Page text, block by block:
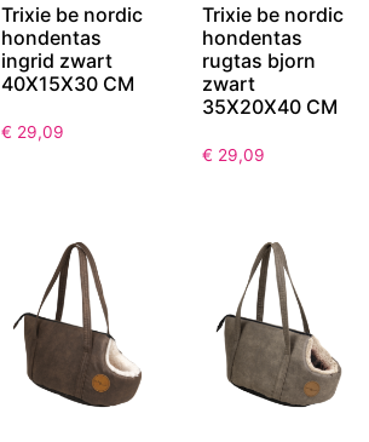
Trixie be nordic
hondentas
ingrid zwart
40X15X30 CM
€ 29,09
Trixie be nordic
hondentas
rugtas bjorn
zwart
35X20X40 CM
€ 29,09